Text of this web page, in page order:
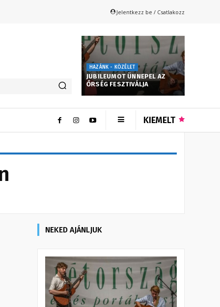
Jelentkezz be / Csatlakozz
HAZÁNK - KÖZÉLET
JUBILEUMOT ÜNNEPEL AZ
ŐRSÉG FESZTIVÁLJA
KIEMELT
NEKED AJÁNLJUK